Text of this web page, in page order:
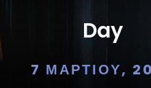
Day
7 ΜΑΡΤΊΟΥ,